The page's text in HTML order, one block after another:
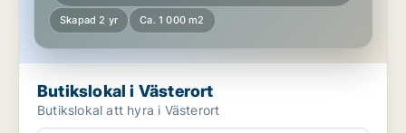
Skapad 2 yr Ca. 1 000 m2
Butikslokal i Västerort
Butikslokal att hyra i Västerort